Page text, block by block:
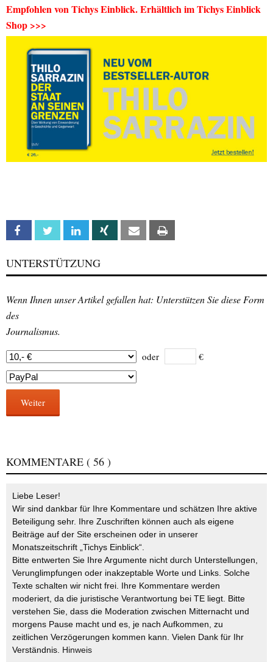
Empfohlen von Tichys Einblick. Erhältlich im Tichys Einblick
Shop >>>
Facebook Twitter Linkedin Xing Email
UNTERSTÜTZUNG
Wenn Ihnen unser Artikel gefallen hat: Unterstützen Sie diese Form
des
Journalismus.
oder €
Weiter
KOMMENTARE ( 56 )
Liebe Leser!
Wir sind dankbar für Ihre Kommentare und schätzen Ihre aktive
Beteiligung sehr. Ihre Zuschriften können auch als eigene
Beiträge auf der Site erscheinen oder in unserer
Monatszeitschrift „Tichys Einblick“.
Bitte entwerten Sie Ihre Argumente nicht durch Unterstellungen,
Verunglimpfungen oder inakzeptable Worte und Links. Solche
Texte schalten wir nicht frei. Ihre Kommentare werden
moderiert, da die juristische Verantwortung bei TE liegt. Bitte
verstehen Sie, dass die Moderation zwischen Mitternacht und
morgens Pause macht und es, je nach Aufkommen, zu
zeitlichen Verzögerungen kommen kann. Vielen Dank für Ihr
Verständnis. Hinweis